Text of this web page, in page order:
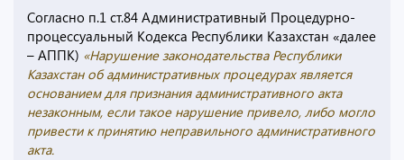
Согласно п.1 ст.84 Административный Процедурно-
процессуальный Кодекса Республики Казахстан «далее
– АППК) «Нарушение законодательства Республики
Казахстан об административных процедурах является
основанием для признания административного акта
незаконным, если такое нарушение привело, либо могло
привести к принятию неправильного административного
акта.